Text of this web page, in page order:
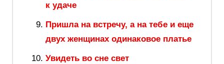
к удаче
Пришла на встречу, а на тебе и еще
двух женщинах одинаковое платье
Увидеть во сне свет